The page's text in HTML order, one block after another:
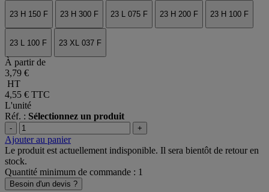
23 H 150 F 23 H 300 F 23 L 075 F 23 H 200 F 23 H 100 F
23 L 100 F 23 XL 037 F
À partir de
3,79 €
HT
4,55 € TTC
L'unité
Réf. : Sélectionnez un produit
- +
Ajouter au panier
Le produit est actuellement indisponible. Il sera bientôt de retour en
stock.
Quantité minimum de commande : 1
Besoin d'un devis ?